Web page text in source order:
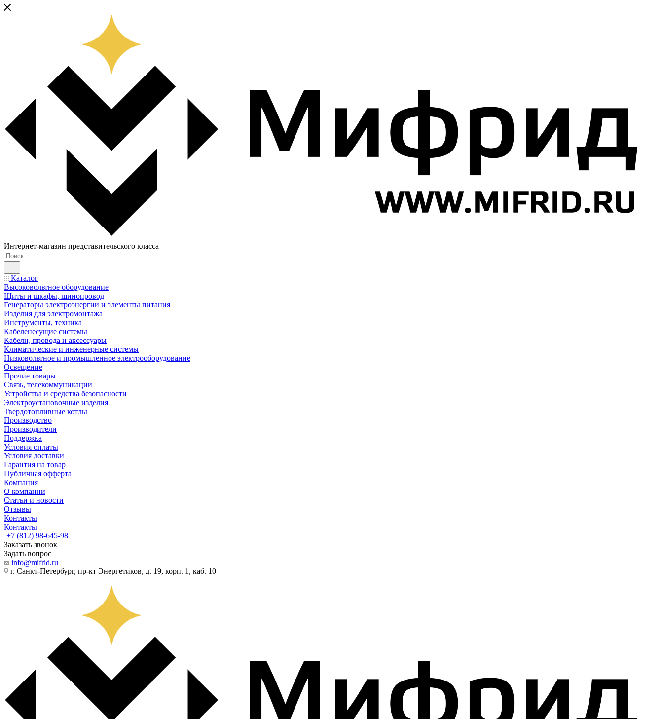
Интернет-магазин представительского класса
Каталог
Высоковольтное оборудование
Щиты и шкафы, шинопровод
Генераторы электроэнергии и элементы питания
Изделия для электромонтажа
Инструменты, техника
Кабеленесущие системы
Кабели, провода и аксессуары
Климатические и инженерные системы
Низковольтное и промышленное электрооборудование
Освещение
Прочие товары
Связь, телекоммуникации
Устройства и средства безопасности
Электроустановочные изделия
Твердотопливные котлы
Производство
Производители
Поддержка
Условия оплаты
Условия доставки
Гарантия на товар
Публичная офферта
Компания
О компании
Статьи и новости
Отзывы
Контакты
Контакты
+7 (812) 98-645-98
Заказать звонок
Задать вопрос
info@mifrid.ru
г. Санкт-Петербург, пр-кт Энергетиков, д. 19, корп. 1, каб. 10